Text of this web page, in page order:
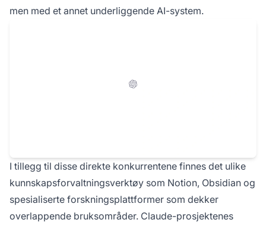
men med et annet underliggende AI-system.
I tillegg til disse direkte konkurrentene finnes det ulike
kunnskapsforvaltningsverktøy som Notion, Obsidian og
spesialiserte forskningsplattformer som dekker
overlappende bruksområder. Claude-prosjektenes